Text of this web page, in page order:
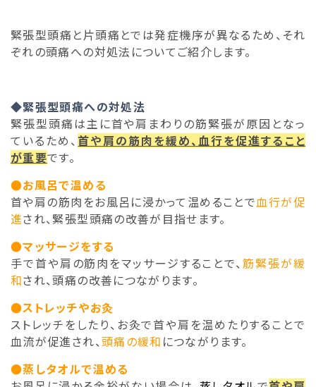
緊張型頭痛と片頭痛とでは発症機序が異なるため、それ
ぞれの頭痛への対処法についてご紹介します。
◆緊張型頭痛への対処法
緊張型頭痛は主に首や肩まわりの筋緊張が原因となっ
ているため、 首や肩の筋肉を緩め、血行を促進すること
が重要です。
●お風呂で温める
首や肩の筋肉をお風呂に浸かって温めることで血行が促
進され、緊張型頭痛の改善が目指せます。
●マッサージをする
手で首や肩の筋肉をマッサージすることで、筋緊張が緩
和され、頭痛の改善につながります。
●ストレッチやお灸
ストレッチをしたり、お灸で首や肩を温めたりすることで
血流が促進され、頭痛の緩和 につながります。
●蒸しタオルで温める